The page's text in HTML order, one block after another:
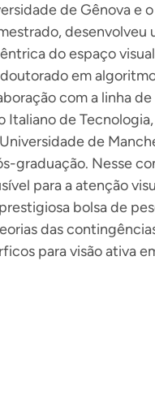
de Gênova e
do espaço
em
com a linha
de
de
graduação. Nesse
para a atenção
bolsa de
das
para visão ativa